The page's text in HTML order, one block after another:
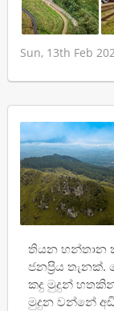
Sun, 13th Feb
තියන හන්තාන
ජනප්‍රිය තැනක්.
කදු මුදුන්
මුදුන වන්නේ